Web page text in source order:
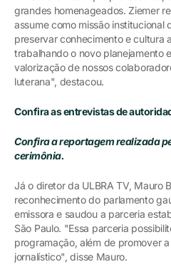
grandes homenageados. Ziemer
assume como missão institucional
preservar conhecimento e cultura
trabalhando o novo planejamento
valorização de nossos
luterana", destacou.
Confira as entrevistas de
Confira a reportagem realizada
cerimônia.
Já o diretor da ULBRA TV, Mauro
reconhecimento do parlamento
emissora e saudou a parceria
São Paulo. "Essa parceria
programação, além de promover
jornalístico", disse Mauro.